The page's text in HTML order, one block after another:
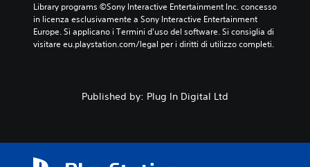
Library programs ©Sony Interactive Entertainment Inc. concesso
in licenza esclusivamente a Sony Interactive Entertainment
Europe. Si applicano i Termini d'uso del software. Si consiglia di
visitare eu.playstation.com/legal per i diritti di utilizzo completi.
Published by: Plug In Digital Ltd